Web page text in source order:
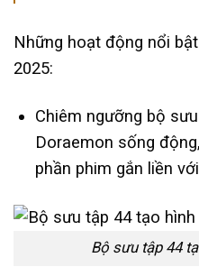
Những hoạt động nổi
2025:
Chiêm ngưỡng bộ
Doraemon sống
phần phim gắn liền
Bộ sưu tập 44